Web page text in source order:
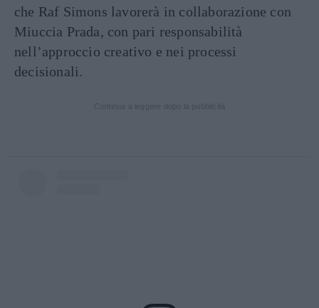
che Raf Simons lavorerà in collaborazione con
Miuccia Prada, con pari responsabilità
nell’approccio creativo e nei processi
decisionali.